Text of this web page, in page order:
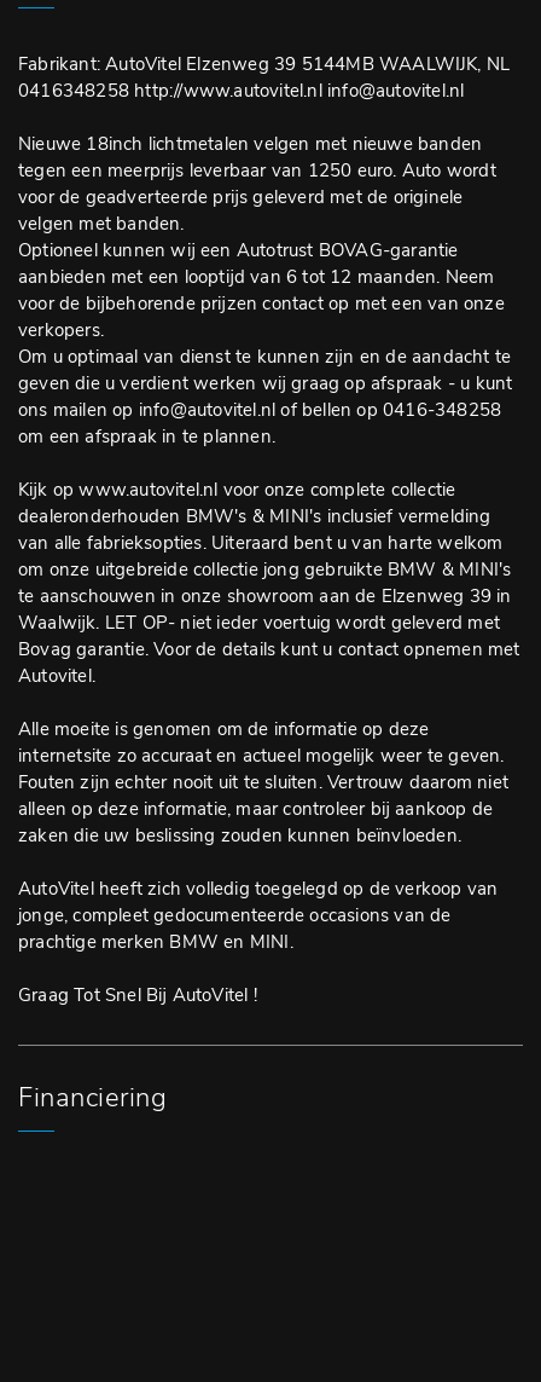
Fabrikant: AutoVitel Elzenweg 39 5144MB WAALWIJK, NL
0416348258 http://www.autovitel.nl info@autovitel.nl
Nieuwe 18inch lichtmetalen velgen met nieuwe banden
tegen een meerprijs leverbaar van 1250 euro. Auto wordt
voor de geadverteerde prijs geleverd met de originele
velgen met banden.
Optioneel kunnen wij een Autotrust BOVAG-garantie
aanbieden met een looptijd van 6 tot 12 maanden. Neem
voor de bijbehorende prijzen contact op met een van onze
verkopers.
Om u optimaal van dienst te kunnen zijn en de aandacht te
geven die u verdient werken wij graag op afspraak - u kunt
ons mailen op info@autovitel.nl of bellen op 0416-348258
om een afspraak in te plannen.
Kijk op www.autovitel.nl voor onze complete collectie
dealeronderhouden BMW's & MINI's inclusief vermelding
van alle fabrieksopties. Uiteraard bent u van harte welkom
om onze uitgebreide collectie jong gebruikte BMW & MINI's
te aanschouwen in onze showroom aan de Elzenweg 39 in
Waalwijk. LET OP- niet ieder voertuig wordt geleverd met
Bovag garantie. Voor de details kunt u contact opnemen met
Autovitel.
Alle moeite is genomen om de informatie op deze
internetsite zo accuraat en actueel mogelijk weer te geven.
Fouten zijn echter nooit uit te sluiten. Vertrouw daarom niet
alleen op deze informatie, maar controleer bij aankoop de
zaken die uw beslissing zouden kunnen beïnvloeden.
AutoVitel heeft zich volledig toegelegd op de verkoop van
jonge, compleet gedocumenteerde occasions van de
prachtige merken BMW en MINI.
Graag Tot Snel Bij AutoVitel !
Financiering